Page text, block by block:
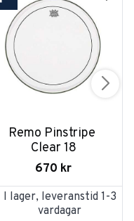
Remo Pinstripe
Clear 18
670 kr
I lager, leveranstid 1-3
vardagar